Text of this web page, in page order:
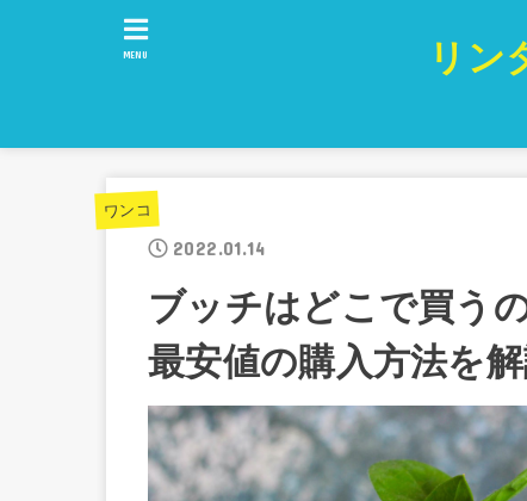
リン
MENU
ワンコ
2022.01.14
ブッチはどこで買う
最安値の購入方法を